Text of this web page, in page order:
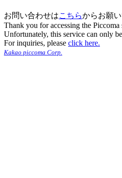
お問い合わせはこちらからお願い
Thank you for accessing the Piccoma
Unfortunately, this service can only
For inquiries, please click here.
Kakao piccoma Corp.